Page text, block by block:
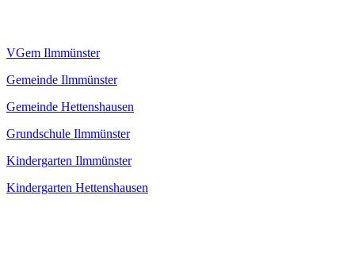
VGem Ilmmünster
Gemeinde Ilmmünster
Gemeinde Hettenshausen
Grundschule Ilmmünster
Kindergarten Ilmmünster
Kindergarten Hettenshausen